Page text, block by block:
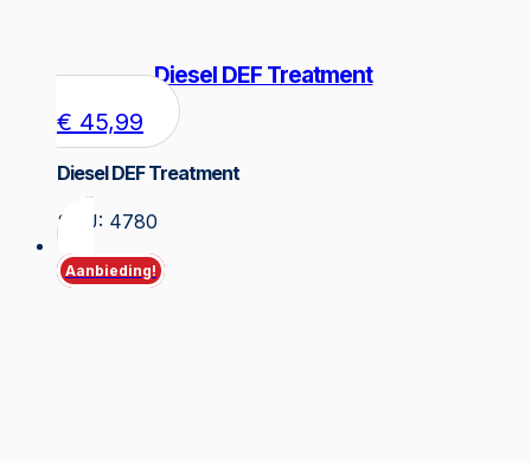
Diesel DEF Treatment
€ 45,99
Diesel DEF Treatment
SKU: 4780
Aanbieding!